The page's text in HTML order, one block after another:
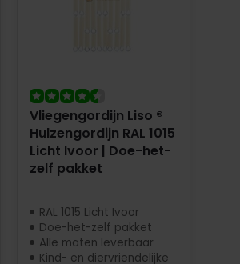
Vliegengordijn Liso ®
Hulzengordijn RAL 1015
Licht Ivoor | Doe-het-
zelf pakket
RAL 1015 Licht Ivoor
Doe-het-zelf pakket
Alle maten leverbaar
Kind- en diervriendelijke